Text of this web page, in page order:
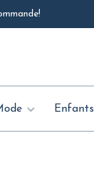
Enfants